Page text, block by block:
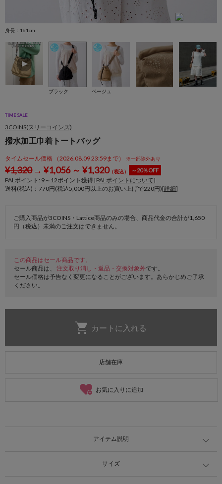
身長：161cm
ブラック ベージュ
TIME SALE
3COINS(スリーコインズ)
撥水加工巾着トートバッグ
タイムセール価格 （2026.08.09 23:59まで） ※一部除外あり
¥1,320→ ¥1,056～ ¥1,320（税込） ～20％OFF
PALポイント: 9～ 12ポイント獲得 [PALポイントについて]
送料(税込)：770円(税込5,000円以上のお買い上げで220円)[詳細]
ご購入商品が3COINS・Lattice商品のみの場合、商品代金の合計が1,650
円（税込）未満のご注文はできません。
この商品はセール商品です。
セール商品は、 注文取り消し・返品・交換対象外です。
セール価格は予告なく変更になることがございます。あらかじめご了承
ください。
店舗在庫
お気に入りに追加
アイテム説明
サイズ